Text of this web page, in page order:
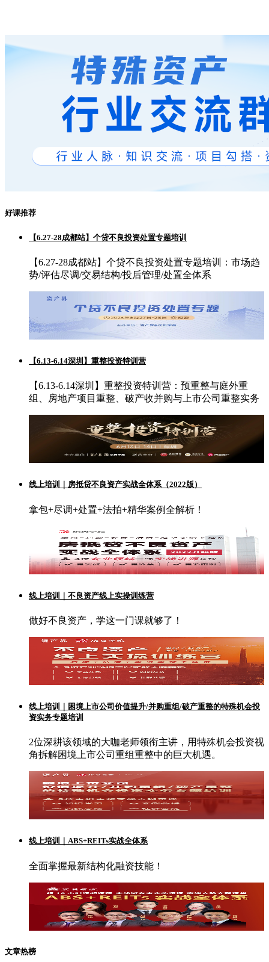
好课推荐
【6.27-28成都站】个贷不良投资处置专题培训
【6.27-28成都站】个贷不良投资处置专题培训：市场趋
势/评估尽调/交易结构/投后管理/处置全体系
【6.13-6.14深圳】重整投资特训营
【6.13-6.14深圳】重整投资特训营：预重整与庭外重
组、房地产项目重整、破产收并购与上市公司重整实务
线上培训｜房抵贷不良资产实战全体系（2022版）
拿包+尽调+处置+法拍+精华案例全解析！
线上培训｜不良资产线上实操训练营
做好不良资产，学这一门课就够了！
线上培训｜困境上市公司价值提升/并购重组/破产重整的特殊机会投
资实务专题培训
2位深耕该领域的大咖老师领衔主讲，用特殊机会投资视
角拆解困境上市公司重组重整中的巨大机遇。
线上培训｜ABS+REITs实战全体系
全面掌握最新结构化融资技能！
文章热榜